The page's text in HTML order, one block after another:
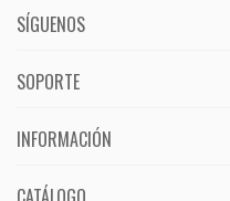
SÍGUENOS
SOPORTE
INFORMACIÓN